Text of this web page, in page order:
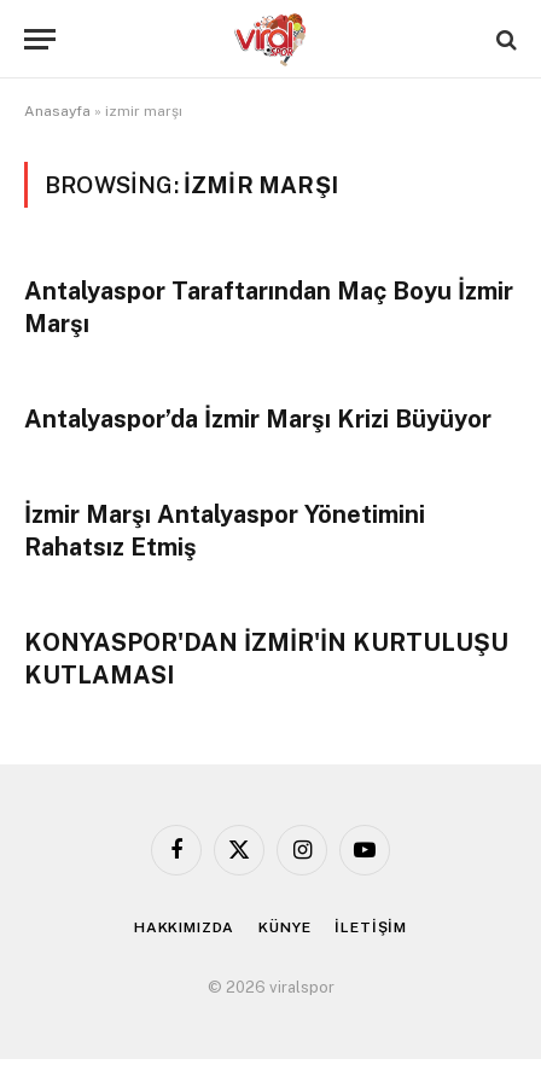
Anasayfa » izmir marşı
BROWSING: IZMIR MARŞI
Antalyaspor Taraftarından Maç Boyu İzmir
Marşı
Antalyaspor’da İzmir Marşı Krizi Büyüyor
İzmir Marşı Antalyaspor Yönetimini
Rahatsız Etmiş
KONYASPOR'DAN İZMİR'İN KURTULUŞU
KUTLAMASI
Facebook
X
InstagramYouTube
HAKKIMIZDA KÜNYE İLETİŞİM
© 2026 viralspor